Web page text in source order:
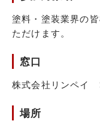
塗料・塗装業界の
ただけます。
窓口
株式会社リンペイ
場所